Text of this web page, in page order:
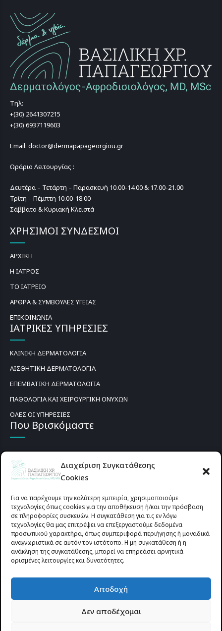
Διαχείριση Συγκατάθεσης
Cookies
Για να παρέχουμε την καλύτερη εμπειρία, χρησιμοποιούμε
τεχνολογίες όπως cookies για την αποθήκευση ή/και την πρόσβαση
σε πληροφορίες συσκευών. Η συγκατάθεση για τις εν λόγω
τεχνολογίες θα μας επιτρέψει να επεξεργαστούμε δεδομένα
προσωπικού χαρακτήρα, όπως συμπεριφορά περιήγησης ή μοναδικά
αναγνωριστικά σε αυτόν τον ιστότοπο. Η μη συγκατάθεση ή η
ανάκληση της συγκατάθεσης, μπορεί να επηρεάσει αρνητικά
ορισμένες λειτουργίες και δυνατότητες.
Αποδοχή
Δεν αποδέχομαι
Τηλ:
+(30) 2641307215
+(30) 6937119603
Email: doctor@dermapapageorgiou.gr
Ωράριο Λειτουργίας :
Δευτέρα – Τετάρτη – Παρασκευή 10.00-14.00 & 17.00-21.00
Τρίτη – Πέμπτη 10.00-18.00
Σάββατο & Κυριακή Κλειστά
ΧΡΗΣΙΜΟΙ ΣΥΝΔΕΣΜΟΙ
ΑΡΧΙΚΗ
Η ΙΑΤΡΟΣ
ΤΟ ΙΑΤΡΕΙΟ
ΑΡΘΡΑ & ΣΥΜΒΟΥΛΕΣ ΥΓΕΙΑΣ
ΕΠΙΚΟΙΝΩΝΙΑ
ΙΑΤΡΙΚΕΣ ΥΠΗΡΕΣΙΕΣ
ΚΛΙΝΙΚΗ ΔΕΡΜΑΤΟΛΟΓΙΑ
ΑΙΣΘΗΤΙΚΗ ΔΕΡΜΑΤΟΛΟΓΙΑ
ΕΠΕΜΒΑΤΙΚΗ ΔΕΡΜΑΤΟΛΟΓΙΑ
ΠΑΘΟΛΟΓΙΑ ΚΑΙ ΧΕΙΡΟΥΡΓΙΚΗ ΟΝΥΧΩΝ
ΟΛΕΣ ΟΙ ΥΠΗΡΕΣΙΕΣ
Που Βρισκόμαστε
Προυσιωτίσσης 27 & Δ.Σταϊκου , Αγρίνιο 30133 (έναντι γηπέδου